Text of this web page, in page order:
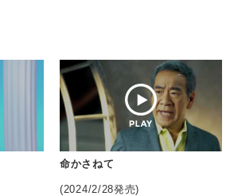
命かさねて
(2024/2/28発売)